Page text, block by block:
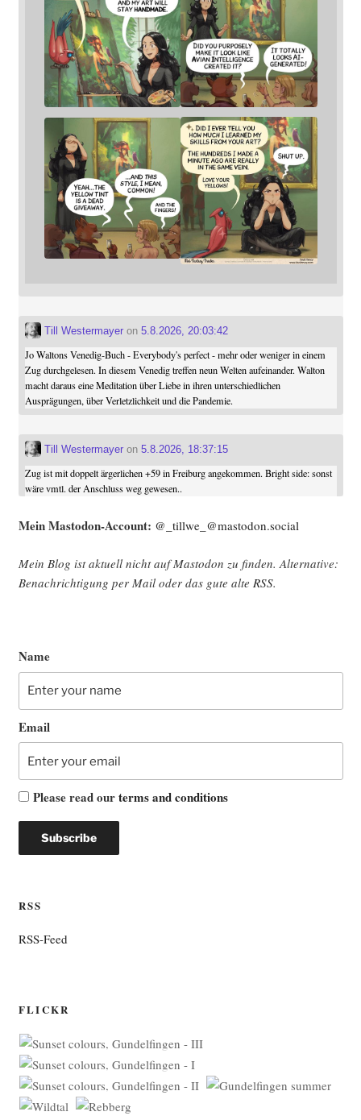
Till Westermayeron 5.8.2026, 20:03:42
Jo Waltons Venedig-Buch - Everybody's perfect - mehr oder weniger in einem
Zug durchgelesen. In diesem Venedig treffen neun Welten aufeinander. Walton
macht daraus eine Meditation über Liebe in ihren unterschiedlichen
Ausprägungen, über Verletzlichkeit und die Pandemie.
Till Westermayeron 5.8.2026, 18:37:15
Zug ist mit doppelt ärgerlichen +59 in Freiburg angekommen. Bright side: sonst
wäre vmtl. der Anschluss weg gewesen..
Mein Mast­o­don-Account: @_tillwe_@mastodon.social
Mein Blog ist aktu­ell nicht auf Mast­o­don zu fin­den. Alter­na­ti­ve:
Benach­rich­ti­gung per Mail oder das gute alte RSS.
Name
Email
Please read ourterms and conditions
RSS
RSS-Feed
FLICKR